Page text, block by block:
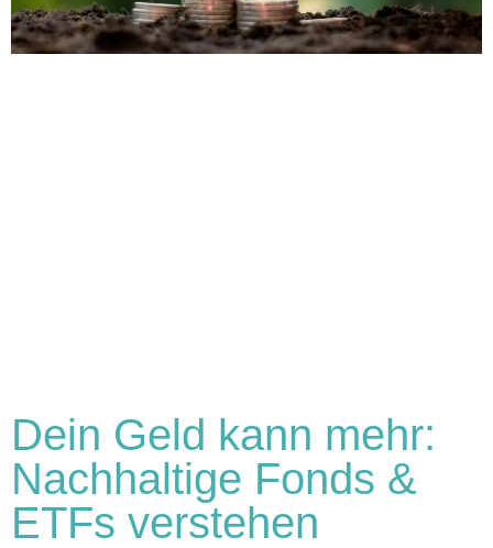
Dein Geld kann mehr:
Nachhaltige Fonds &
ETFs verstehen